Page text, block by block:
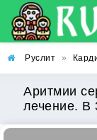
Руслит »
Аритмии
лечение. В